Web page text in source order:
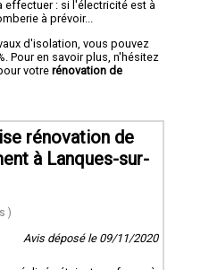
effectuer : si l'électricité est à
à prévoir...
d'isolation, vous pouvez
Pour en savoir plus, n'hésitez
votre rénovation de
rénovation de
à Lanques-sur-
)
Avis déposé le 09/11/2020